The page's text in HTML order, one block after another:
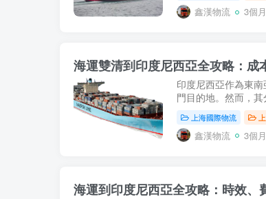
鑫漢物流 3個
海運雙清到印度尼西亞全攻略：成
印度尼西亞作為東
門目的地。然而，
上海國際物流
鑫漢物流 3個
海運到印度尼西亞全攻略：時效、